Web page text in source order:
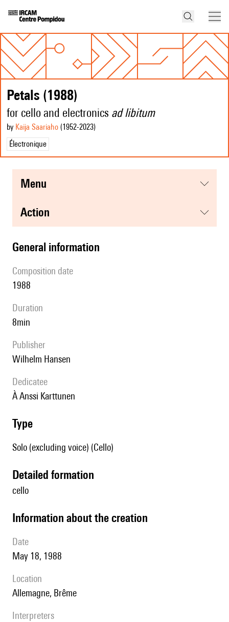
Petals (1988)
for cello and electronics ad libitum
by Kaija Saariaho (1952-2023)
Électronique
menu
action
general information
composition date
1988
duration
8min
publisher
Wilhelm Hansen
Dedicatee
à Anssi Karttunen
type
Solo (excluding voice) (Cello)
detailed formation
cello
information about the creation
date
May 18, 1988
location
Allemagne, Brême
interpreters